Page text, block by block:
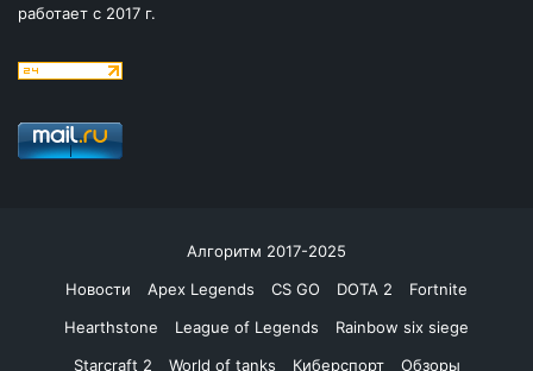
работает с 2017 г.
Алгоритм 2017-2025
Новости
Apex Legends CS GO DOTA 2
Fortnite
Hearthstone
League of Legends
Rainbow six siege
Starcraft 2
World of tanks Киберспорт Обзоры